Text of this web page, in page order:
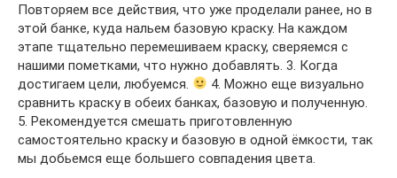
Повторяем все действия, что уже проделали ранее, но в
этой банке, куда нальем базовую краску. На каждом
этапе тщательно перемешиваем краску, сверяемся с
нашими пометками, что нужно добавлять. 3. Когда
достигаем цели, любуемся.
4. Можно еще визуально
сравнить краску в обеих банках, базовую и полученную.
5. Рекомендуется смешать приготовленную
самостоятельно краску и базовую в одной ёмкости, так
мы добьемся еще большего совпадения цвета.